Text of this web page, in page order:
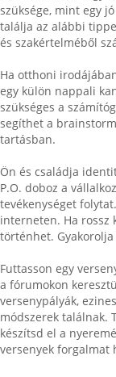
szüksége, mint egy
találja az alábbi
és szakértelméből
Ha otthoni
egy külön nappali
szükséges a
segíthet a
tartásban.
Ön és családja
P.O. doboz a
tevékenységet
interneten. Ha rossz
történhet. Gyakorolja
Futtasson egy
a fórumokon
versenypályák,
módszerek találnak.
készítsd el a
versenyek forgalmat